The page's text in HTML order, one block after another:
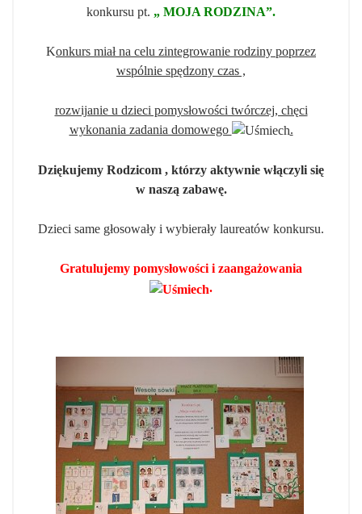
konkursu pt. „ MOJA RODZINA”.
Konkurs miał na celu zintegrowanie rodziny poprzez
wspólnie spędzony czas ,
rozwijanie u dzieci pomysłowości twórczej, chęci
wykonania zadania domowego
.
Dziękujemy Rodzicom , którzy aktywnie włączyli się
w naszą zabawę.
Dzieci same głosowały i wybierały laureatów konkursu.
Gratulujemy pomysłowości i zaangażowania
.